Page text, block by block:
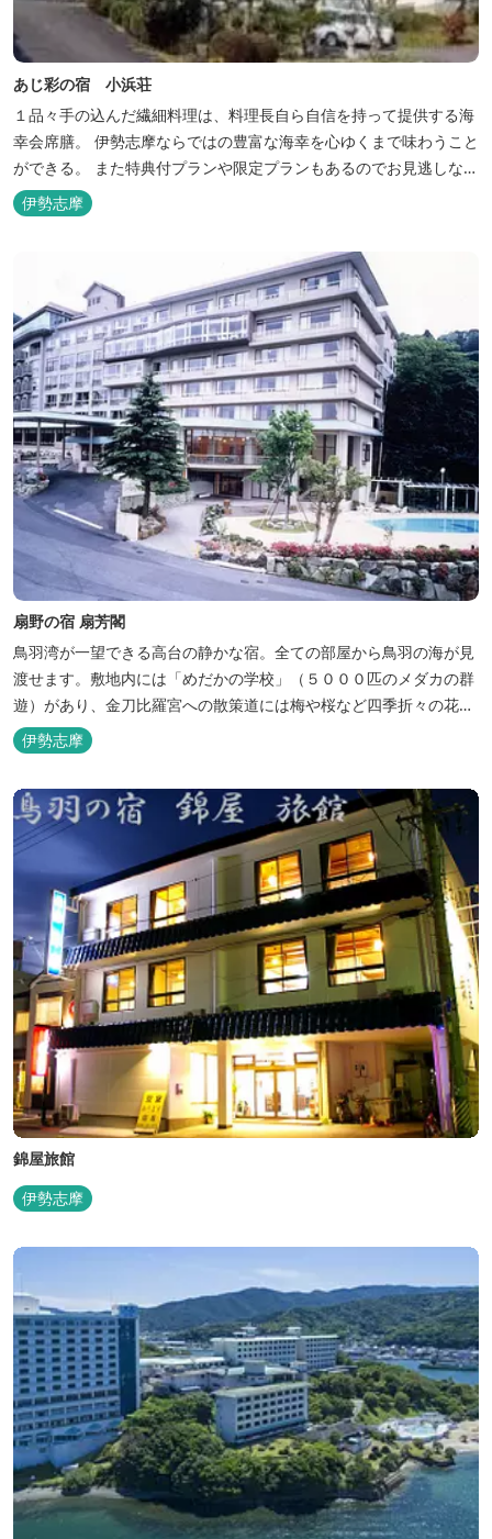
あじ彩の宿 小浜荘
１品々手の込んだ繊細料理は、料理長自ら自信を持って提供する海
幸会席膳。 伊勢志摩ならではの豊富な海幸を心ゆくまで味わうこと
ができる。 また特典付プランや限定プランもあるのでお見逃しな
く。
伊勢志摩
扇野の宿 扇芳閣
鳥羽湾が一望できる高台の静かな宿。全ての部屋から鳥羽の海が見
渡せます。敷地内には「めだかの学校」（５０００匹のメダカの群
遊）があり、金刀比羅宮への散策道には梅や桜など四季折々の花が
咲き誇り、ここ扇野ならではの懐かしい風景と感動に出会うことが
出来ます。 扇野温泉”初蕾の湯”では、水琴窟の音に耳をすませてみ
てください。ユニバーサルルーム、露天風呂付客室もあります。
伊勢志摩
錦屋旅館
伊勢志摩